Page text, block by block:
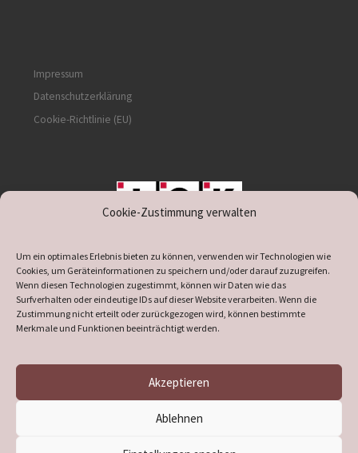
Cookie-Zustimmung verwalten
Um ein optimales Erlebnis bieten zu können, verwenden wir Technologien wie
Cookies, um Geräteinformationen zu speichern und/oder darauf zuzugreifen.
Wenn diesen Technologien zugestimmt, können wir Daten wie das
Surfverhalten oder eindeutige IDs auf dieser Website verarbeiten. Wenn die
Zustimmung nicht erteilt oder zurückgezogen wird, können bestimmte
Merkmale und Funktionen beeinträchtigt werden.
Akzeptieren
Ablehnen
Impressum
Datenschutzerklärung
Cookie-Richtlinie (EU)
supported by DÖ
Heimatverein Verl– Alle Rechte vorbehalten